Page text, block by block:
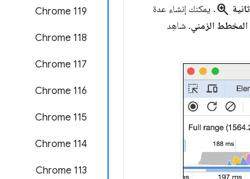
‫Chrome 119
Chrome 118
‫Chrome 117
Chrome 116
Chrome 115
Chrome 114
Chrome 113
zoom_in . يمكنك إنشاء عدة
المخطط الزمني. شاهِد